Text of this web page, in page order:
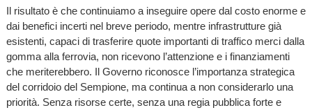
Il risultato è che continuiamo a inseguire opere dal costo enorme e
dai benefici incerti nel breve periodo, mentre infrastrutture già
esistenti, capaci di trasferire quote importanti di traffico merci dalla
gomma alla ferrovia, non ricevono l’attenzione e i finanziamenti
che meriterebbero. Il Governo riconosce l’importanza strategica
del corridoio del Sempione, ma continua a non considerarlo una
priorità. Senza risorse certe, senza una regia pubblica forte e